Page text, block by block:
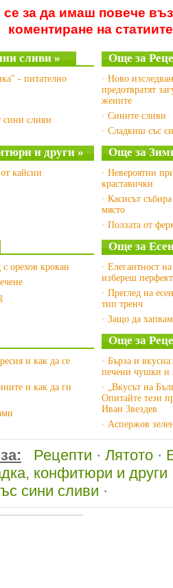
се за да имаш повече
коментиране на статиите
сливи »
- питателно
сини сливи
Още за
· Ново
предотвратят
жените
· Сините сливи
· Сладкиш със
и други »
кайсии
Още за
· Невероятни
краставички
· Касисът
място
· Ползата от
орехов крокан
Още за
· Елегантност
избереш
· Преглед на
тип тренч
· Защо да
и как да се
и как да ги
Още за
· Бърза и
печени чушки и
· „Вкусът на
Опитайте тези
Иван Звездев
· Аспержов
Рецепти · Лятото ·
конфитюри и други
сини сливи ·